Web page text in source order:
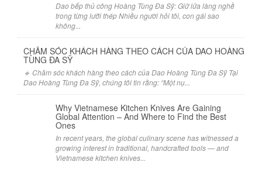
Dao bếp thủ công Hoàng Tùng Đa Sỹ: Giữ lửa làng nghề
trong từng lưỡi thép Nhiều người hỏi tôi, con gái sao
không...
CHĂM SÓC KHÁCH HÀNG THEO CÁCH CỦA DAO HOÀNG
TÙNG ĐA SỸ
🔹 Chăm sóc khách hàng theo cách của Dao Hoàng Tùng Đa Sỹ Tại
Dao Hoàng Tùng Đa Sỹ, chúng tôi tin rằng: “Một nụ...
Why Vietnamese Kitchen Knives Are Gaining
Global Attention – And Where to Find the Best
Ones
In recent years, the global culinary scene has witnessed a
growing interest in traditional, handcrafted tools — and
Vietnamese kitchen knives...